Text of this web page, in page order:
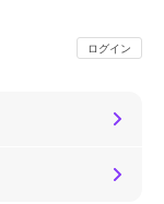
ログイン